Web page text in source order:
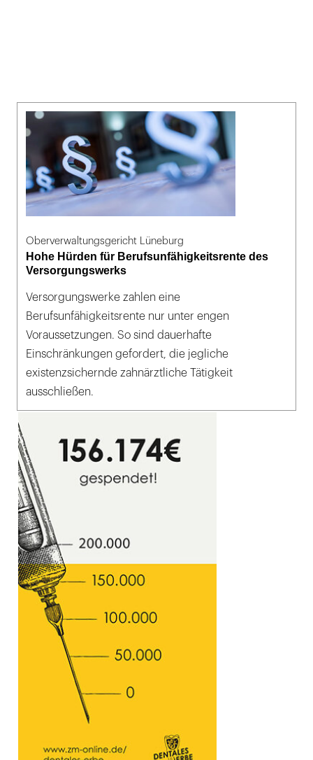
Oberverwaltungsgericht Lüneburg
Hohe Hürden für Berufsunfähigkeitsrente des
Versorgungswerks
Versorgungswerke zahlen eine
Berufsunfähigkeitsrente nur unter engen
Voraussetzungen. So sind dauerhafte
Einschränkungen gefordert, die jegliche
existenzsichernde zahnärztliche Tätigkeit
ausschließen.